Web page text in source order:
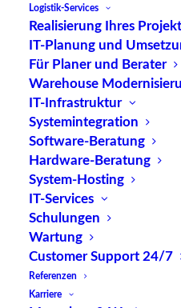
Logistik-Services
Realisierung Ihres
IT-Planung und
Für Planer und Berater
Warehouse
IT-Infrastruktur
Systemintegration
Software-Beratung
Hardware-Beratung
System-Hosting
IT-Services
Schulungen
Wartung
Customer Support 24/7
Referenzen
Karriere
Die kombinierbare
TUP, liefert dank ihrer
effektivste Lösung und ist
wiederverwendbar.
Kontakt
TUP GmbH & Co. KG
Fraunhoferstraße 1
D 76297 Stutensee
what3words ///